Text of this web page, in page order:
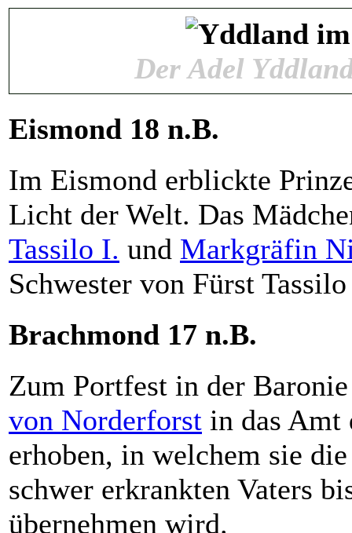
Der Adel
Eismond 18 n.B.
Im Eismond erblickte
Licht der Welt. Das
Tassilo I. und Markgräfin
Schwester von Fürst
Brachmond 17 n.B.
Zum Portfest in der
von Norderforst in das Amt
erhoben, in welchem sie
schwer erkrankten Vaters
übernehmen wird.